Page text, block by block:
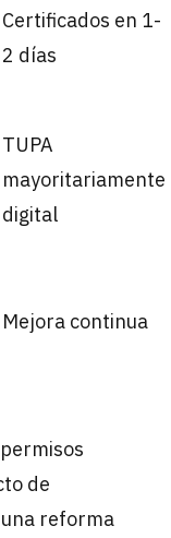
Certificados en 1-
2 días
TUPA
mayoritariamente
digital
Mejora continua
de
reforma